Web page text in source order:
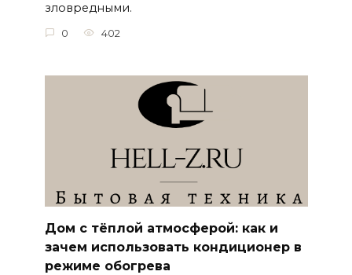
зловредными.
0 402
Дом с тёплой атмосферой: как и
зачем использовать кондиционер в
режиме обогрева